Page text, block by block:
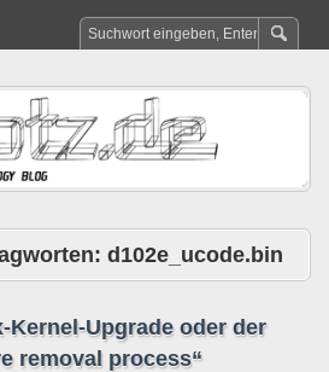
d102e_ucode.bin
Kernel-Upgrade oder der
removal process“